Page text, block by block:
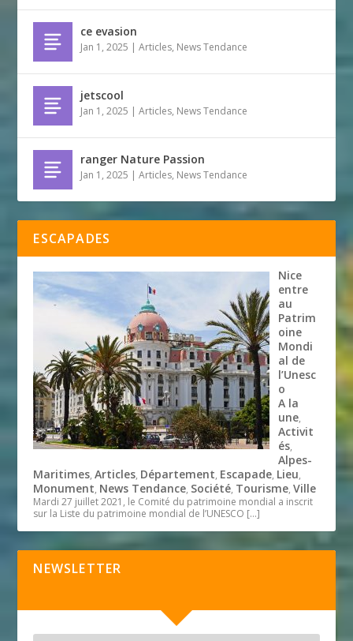
ce evasion
Jan 1, 2025 |Articles, News Tendance
jetscool
Jan 1, 2025 |Articles, News Tendance
ranger Nature Passion
Jan 1, 2025 |Articles, News Tendance
ESCAPADES
Nice
entre
au
Patrim
oine
Mondi
al de
l’Unesc
o
A la
une,
Activit
és,
Alpes-
Maritimes,Articles, Département, Escapade, Lieu,
Monument, News Tendance, Société, Tourisme,Ville
Mardi 27 juillet 2021, le Comité du patrimoine mondial a inscrit
sur la Liste du patrimoine mondial de l’UNESCO […]
NEWSLETTER